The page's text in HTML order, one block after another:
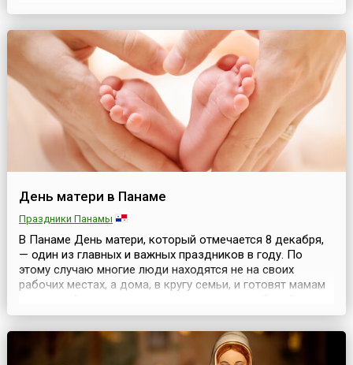
великого композитора Яна Сибелиуса (фин. и швед. Jean
Sibelius, 1865-1957), а свой официальный статус он
получил в 2011 году. С тех пор традиционно на фл...
День матери в Панаме
Праздники Панамы
В Панаме День матери, который отмечается 8 декабря,
— один из главных и важных праздников в году. По
этому случаю многие люди находятся не на своих
рабочих местах, а дома, в кругу семьи, и готовят мамам
любовью. В этот день все вертится вокруг мам, и, тем не
менее, традиции празднования этого дня очень сильно
зависят от каждой конкретной семьи. ...